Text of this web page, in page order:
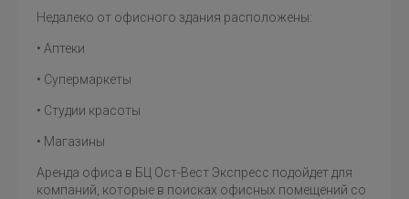
Недалеко от офисного здания расположены:
• Аптеки
• Супермаркеты
• Студии красоты
• Магазины
Аренда офиса в БЦ Ост-Вест Экспресс подойдет для
компаний, которые в поисках офисных помещений со